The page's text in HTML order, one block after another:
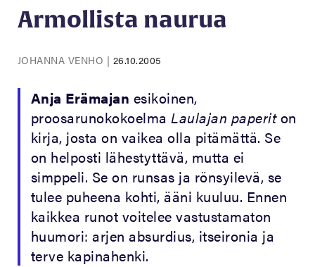
Armollista naurua
JOHANNA VENHO | 26.10.2005
Anja Erämajan esikoinen,
proosarunokokoelmaLaulajan paperiton
kirja, josta on vaikea olla pitämättä. Se
on helposti lähestyttävä, mutta ei
simppeli. Se on runsas ja rönsyilevä, se
tulee puheena kohti, ääni kuuluu. Ennen
kaikkea runot voitelee vastustamaton
huumori: arjen absurdius, itseironia ja
terve kapinahenki.